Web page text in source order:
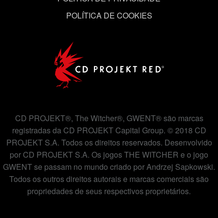
POLÍTICA DE COOKIES
CD PROJEKT®, The Witcher®, GWENT® são marcas
registradas da CD PROJEKT Capital Group. © 2018 CD
PROJEKT S.A. Todos os direitos reservados. Desenvolvido
por CD PROJEKT S.A. Os jogos THE WITCHER e o jogo
GWENT se passam no mundo criado por Andrzej Sapkowski.
Todos os outros direitos autorais e marcas comerciais são
propriedades de seus respectivos proprietários.